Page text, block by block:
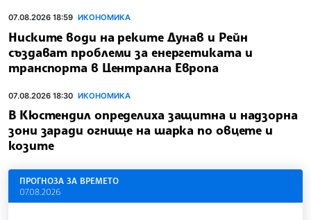
07.08.2026 18:59 ИКОНОМИКА
Ниските води на реките Дунав и Рейн
създават проблеми за енергетиката и
транспорта в Централна Европа
07.08.2026 18:30 ИКОНОМИКА
В Кюстендил определиха защитна и надзорна
зони заради огнище на шарка по овцете и
козите
ПРОГНОЗА ЗА ВРЕМЕТО
07.08.2026